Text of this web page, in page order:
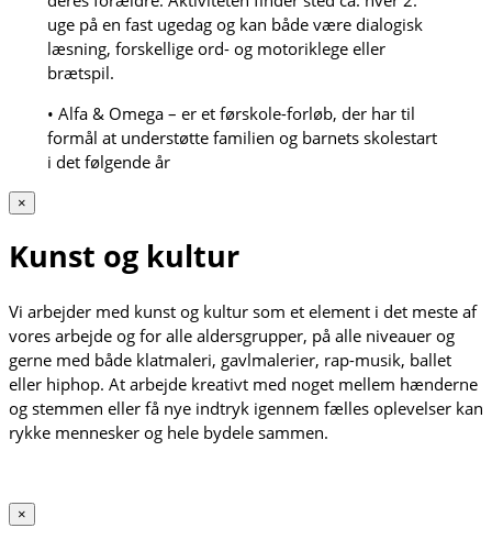
uge på en fast ugedag og kan både være dialogisk
læsning, forskellige ord- og motoriklege eller
brætspil.
• Alfa & Omega – er et førskole-forløb, der har til
formål at understøtte familien og barnets skolestart
i det følgende år
×
Kunst og kultur
Vi arbejder med kunst og kultur som et element i det meste af
vores arbejde og for alle aldersgrupper, på alle niveauer og
gerne med både klatmaleri, gavlmalerier, rap-musik, ballet
eller hiphop. At arbejde kreativt med noget mellem hænderne
og stemmen eller få nye indtryk igennem fælles oplevelser kan
rykke mennesker og hele bydele sammen.
×